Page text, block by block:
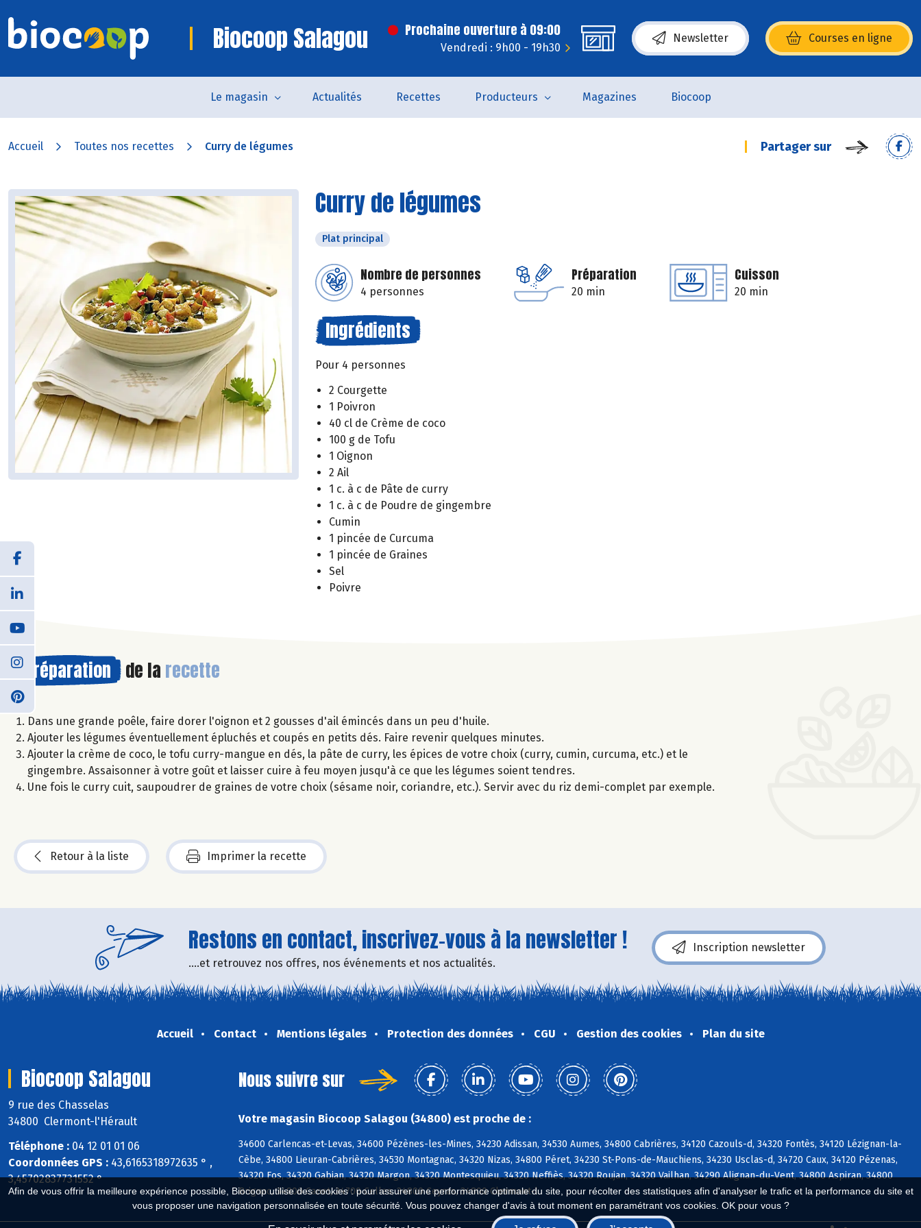
Afin de vous offrir la meilleure expérience possible, Biocoop utilise des cookies : pour assurer une performance optimale du site, pour récolter des statistiques afin d'analyser le trafic et la performance du site et
vous proposer une navigation personnalisée en toute sécurité. Vous pouvez changer d'avis à tout moment en paramétrant vos cookies. OK pour vous ?
Biocoop Salagou Prochaine ouverture à 09:00
Vendredi : 9h00 - 19h30
Newsletter Courses en ligne
(s’ouvre dans une nouvelle fenêtre)
Le magasin Actualités Recettes Producteurs Magazines Biocoop
Accueil Toutes nos recettes Curry de légumes Partager sur
Curry de légumes
Plat principal
Nombre de personnes
4 personnes
Préparation
20 min
Cuisson
20 min
Ingrédients
Pour 4 personnes
2 Courgette
1 Poivron
40 cl de Crème de coco
100 g de Tofu
1 Oignon
2 Ail
1 c. à c de Pâte de curry
1 c. à c de Poudre de gingembre
Cumin
1 pincée de Curcuma
1 pincée de Graines
Sel
Poivre
Préparation de la recette
Dans une grande poêle, faire dorer l'oignon et 2 gousses d'ail émincés dans un peu d'huile.
Ajouter les légumes éventuellement épluchés et coupés en petits dés. Faire revenir quelques minutes.
Ajouter la crème de coco, le tofu curry-mangue en dés, la pâte de curry, les épices de votre choix (curry, cumin, curcuma, etc.) et le
gingembre. Assaisonner à votre goût et laisser cuire à feu moyen jusqu'à ce que les légumes soient tendres.
Une fois le curry cuit, saupoudrer de graines de votre choix (sésame noir, coriandre, etc.). Servir avec du riz demi-complet par exemple.
Retour à la liste Imprimer la recette
Restons en contact, inscrivez-vous à la newsletter !
....et retrouvez nos offres, nos événements et nos actualités.
Inscription newsletter
Accueil Contact Mentions légales Protection des données CGU Gestion des cookies Plan du site
Biocoop Salagou
9 rue des Chasselas
34800 Clermont-l'Hérault
Téléphone : 04 12 01 01 06
Coordonnées GPS : 43,6165318972635 ° ,
3,45702837731552 °
Nous suivre sur
Votre magasin Biocoop Salagou (34800) est proche de :
34600 Carlencas-et-Levas, 34600 Pézènes-les-Mines, 34230 Adissan, 34530 Aumes, 34800 Cabrières, 34120 Cazouls-d, 34320 Fontès, 34120 Lézignan-la-
Cèbe, 34800 Lieuran-Cabrières, 34530 Montagnac, 34320 Nizas, 34800 Péret, 34230 St-Pons-de-Mauchiens, 34230 Usclas-d, 34720 Caux, 34120 Pézenas,
34320 Fos, 34320 Gabian, 34320 Margon, 34320 Montesquieu, 34320 Neffiès, 34320 Roujan, 34320 Vailhan, 34290 Alignan-du-Vent, 34800 Aspiran, 34800
Brignac, 34800 Canet, 34700 Celles, 34800 Ceyras, 34800 Clermont-l